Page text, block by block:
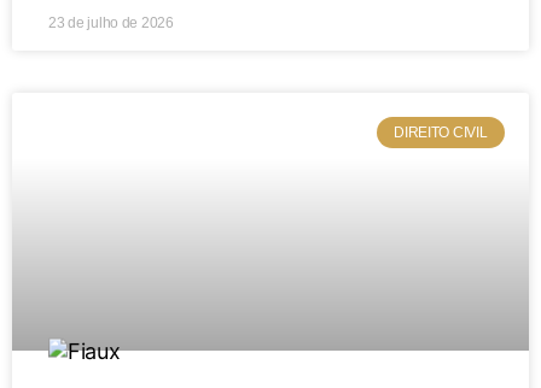
23 de julho de 2026
DIREITO CIVIL